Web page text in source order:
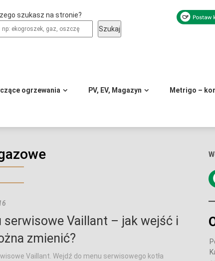
szukasz na stronie?
Szukaj
ogrzewania PV, EV, Magazyn Metrigo –
serwisowe Vaillant – jak wejść i
zmienić?
Vaillant. Wejdź do menu serwisowego kotła